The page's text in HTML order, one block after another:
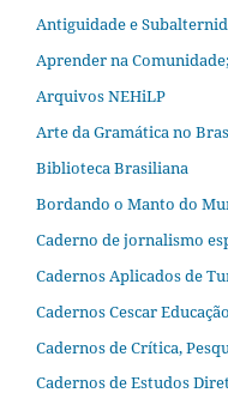
Antiguidade e
Aprender na
Arquivos NEHiLP
Arte da Gramática no
Biblioteca Brasiliana
Bordando o Manto do
Caderno de jornalismo
Cadernos Aplicados de
Cadernos Cescar
Cadernos de Crítica,
Cadernos de Estudos